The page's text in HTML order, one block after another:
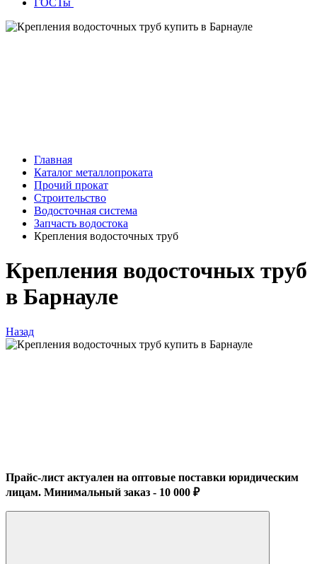
ГОСТы
Главная
Каталог металлопроката
Прочий прокат
Строительство
Водосточная система
Запчасть водостока
Крепления водосточных труб
Крепления водосточных труб
в Барнауле
Назад
Прайс-лист актуален на оптовые поставки юридическим
лицам. Минимальный заказ - 10 000 ₽